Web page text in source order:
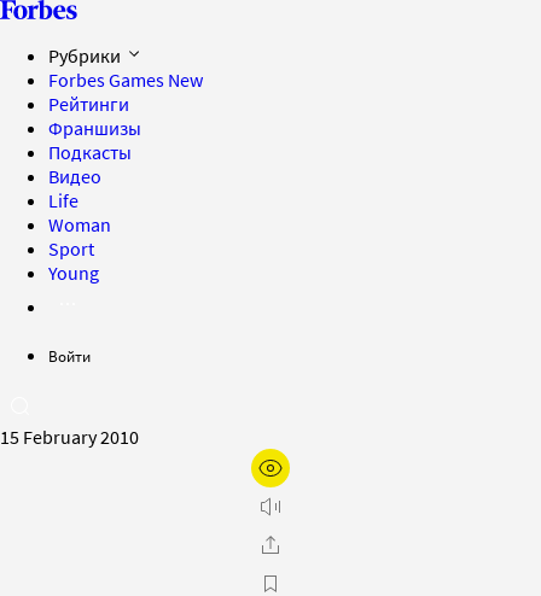
Рубрики
Forbes Games New
Рейтинги
Франшизы
Подкасты
Видео
Life
Woman
Sport
Young
Войти
15 February 2010